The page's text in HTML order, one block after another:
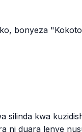
bonyeza
silinda kwa
ni duara lenye